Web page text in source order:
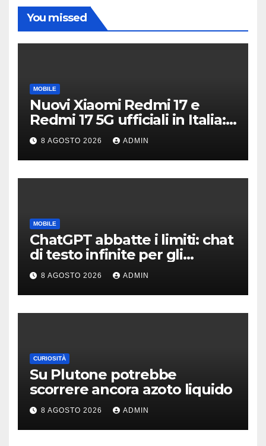
You missed
MOBILE
Nuovi Xiaomi Redmi 17 e
Redmi 17 5G ufficiali in Italia:
specifiche tecniche,
differenze e prezzi
8 AGOSTO 2026 ADMIN
MOBILE
ChatGPT abbatte i limiti: chat
di testo infinite per gli
account gratis e intelligenza
potenziata
8 AGOSTO 2026 ADMIN
CURIOSITÀ
Su Plutone potrebbe
scorrere ancora azoto liquido
8 AGOSTO 2026 ADMIN